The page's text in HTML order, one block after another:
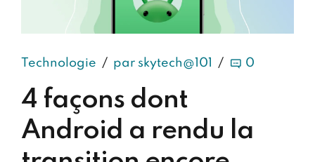
Technologie par skytech@101 0
4 façons dont
Android a rendu la